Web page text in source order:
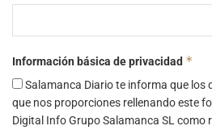
Información básica de privacidad *
Salamanca Diario te informa que los
que nos proporciones rellenando este
Digital Info Grupo Salamanca SL como